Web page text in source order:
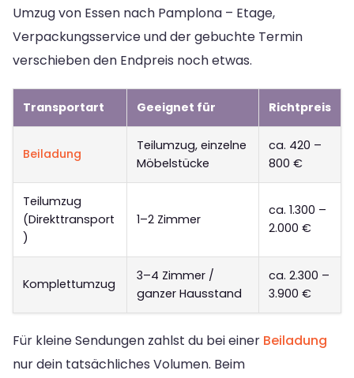
Umzug von Essen nach Pamplona – Etage,
Verpackungsservice und der gebuchte Termin
verschieben den Endpreis noch etwas.
Transportart Geeignet für Richtpreis
Beiladung
Teilumzug, einzelne
Möbelstücke
ca. 420 –
800 €
Teilumzug
(Direkttransport
)
1–2 Zimmer
ca. 1.300 –
2.000 €
Komplettumzug
3–4 Zimmer /
ganzer Hausstand
ca. 2.300 –
3.900 €
Für kleine Sendungen zahlst du bei einer Beiladung
nur dein tatsächliches Volumen. Beim